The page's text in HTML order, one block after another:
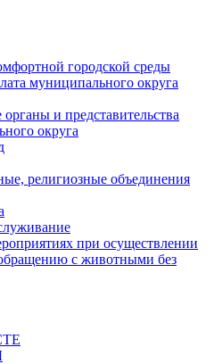
городской среды
муниципального округа
и представительства
округа
религиозные объединения
при осуществлении
с животными без